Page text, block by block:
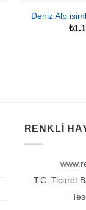
Deniz Alp
₺
RENKLI
T.C. Ticaret